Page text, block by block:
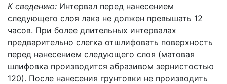
К сведению: Интервал перед нанесением
следующего слоя лака не должен превышать 12
часов. При более длительных интервалах
предварительно слегка отшлифовать поверхность
перед нанесением следующего слоя (матовая
шлифовка производится абразивом зернистостью
120). После нанесения грунтовки не производить